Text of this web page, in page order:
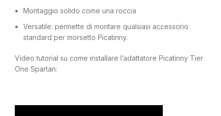
Montaggio solido come una roccia
Versatile: permette di montare qualsiasi accessorio
standard per morsetto Picatinny.
Video tutorial su come installare l’adattatore Picatinny Tier
One Spartan: